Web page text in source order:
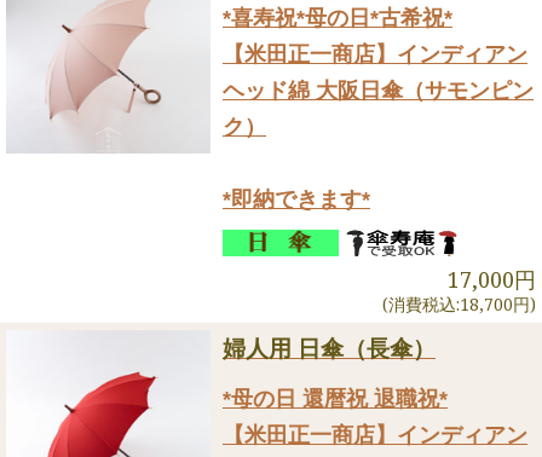
*喜寿祝*母の日*古希祝*
【米田正一商店】インディアン
ヘッド綿 大阪日傘（サモンピン
ク）
*即納できます*
17,000円
(消費税込:18,700円)
婦人用 日傘（長傘）
*母の日 還暦祝 退職祝*
【米田正一商店】インディアン